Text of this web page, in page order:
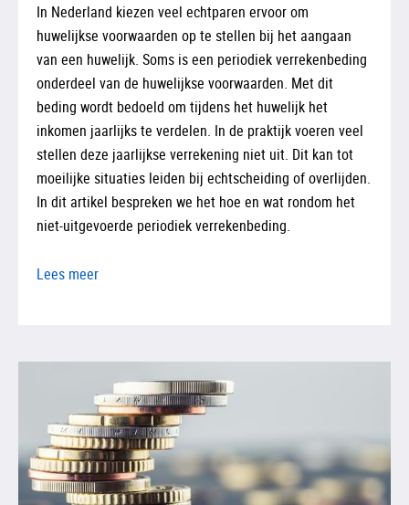
In Nederland kiezen veel echtparen ervoor om
huwelijkse voorwaarden op te stellen bij het aangaan
van een huwelijk. Soms is een periodiek verrekenbeding
onderdeel van de huwelijkse voorwaarden. Met dit
beding wordt bedoeld om tijdens het huwelijk het
inkomen jaarlijks te verdelen. In de praktijk voeren veel
stellen deze jaarlijkse verrekening niet uit. Dit kan tot
moeilijke situaties leiden bij echtscheiding of overlijden.
In dit artikel bespreken we het hoe en wat rondom het
niet-uitgevoerde periodiek verrekenbeding.
Lees meer